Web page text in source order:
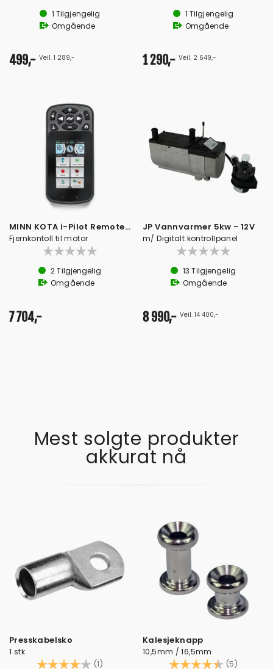
1 Tilgjengelig
Omgående
499,- Veil. 1 289,-
1 Tilgjengelig
Omgående
1 290,- Veil. 2 649,-
MINN KOTA i-Pilot Remote Bluetooth
Fjernkontoll til motor
2Tilgjengelig
Omgående
7 704,-
JP Vannvarmer 5kw - 12V
m/ Digitalt kontrollpanel
13 Tilgjengelig
Omgående
8 990,- Veil. 14 400,-
Mest solgte produkter
akkurat nå
Presskabelsko
1 stk
Karakter: (1)
Kalesjeknapp
10,5mm / 16,5mm
Karakter: (5)